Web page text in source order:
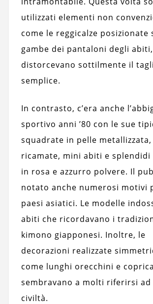
utilizzati elementi non
come le reggicalze posizionate
gambe dei pantaloni degli
distorcevano sottilmente il
semplice.
In contrasto, c’era anche
sportivo anni ’80 con le sue
squadrate in pelle
ricamate, mini abiti e splendidi
in rosa e azzurro polvere. Il
notato anche numerosi motivi
paesi asiatici. Le modelle
abiti che ricordavano i
kimono giapponesi. Inoltre, le
decorazioni realizzate
come lunghi orecchini e
sembravano a molti riferirsi ad
civiltà.